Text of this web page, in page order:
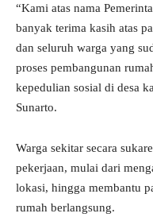
“Kami atas nama
banyak terima kasih atas
dan seluruh warga yang
proses pembangunan
kepedulian sosial di desa
Sunarto.
Warga sekitar secara
pekerjaan, mulai dari
lokasi, hingga membantu
rumah berlangsung.